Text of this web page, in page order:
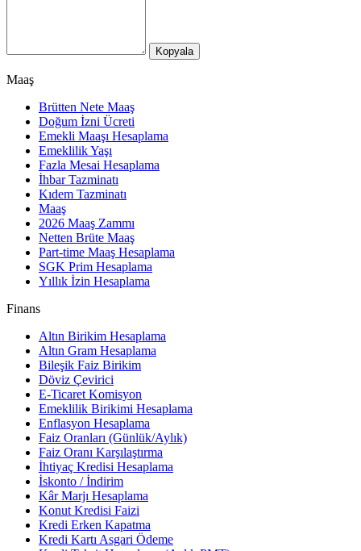
Kopyala
Maaş
Brütten Nete Maaş
Doğum İzni Ücreti
Emekli Maaşı Hesaplama
Emeklilik Yaşı
Fazla Mesai Hesaplama
İhbar Tazminatı
Kıdem Tazminatı
Maaş
2026 Maaş Zammı
Netten Brüte Maaş
Part-time Maaş Hesaplama
SGK Prim Hesaplama
Yıllık İzin Hesaplama
Finans
Altın Birikim Hesaplama
Altın Gram Hesaplama
Bileşik Faiz Birikim
Döviz Çevirici
E-Ticaret Komisyon
Emeklilik Birikimi Hesaplama
Enflasyon Hesaplama
Faiz Oranları (Günlük/Aylık)
Faiz Oranı Karşılaştırma
İhtiyaç Kredisi Hesaplama
İskonto / İndirim
Kâr Marjı Hesaplama
Konut Kredisi Faizi
Kredi Erken Kapatma
Kredi Kartı Asgari Ödeme